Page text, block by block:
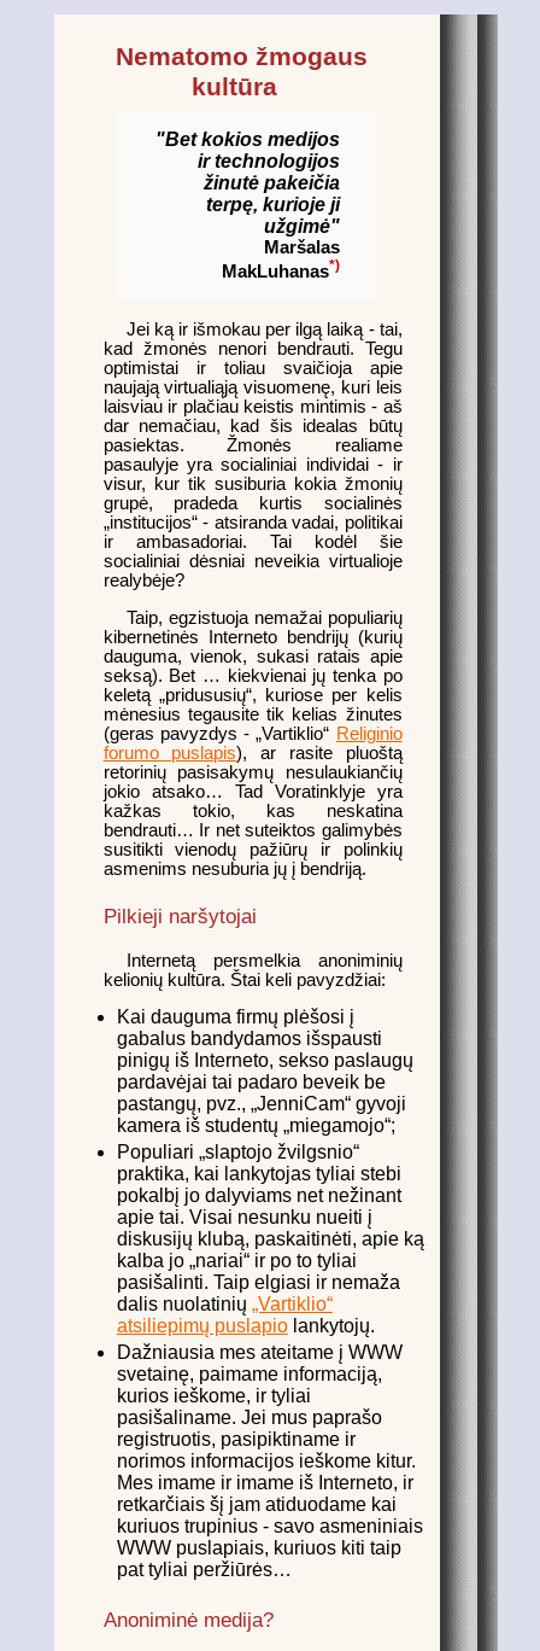
Nematomo žmogaus
kultūra
"Bet kokios medijos
ir technologijos
žinutė pakeičia
terpę, kurioje ji
užgimė"
Maršalas
MakLuhanas*)
Jei ką ir išmokau per ilgą laiką - tai,
kad žmonės nenori bendrauti. Tegu
optimistai ir toliau svaičioja apie
naujają virtualiąją visuomenę, kuri leis
laisviau ir plačiau keistis mintimis - aš
dar nemačiau, kad šis idealas būtų
pasiektas. Žmonės realiame
pasaulyje yra socialiniai individai - ir
visur, kur tik susiburia kokia žmonių
grupė, pradeda kurtis socialinės
„institucijos“ - atsiranda vadai, politikai
ir ambasadoriai. Tai kodėl šie
socialiniai dėsniai neveikia virtualioje
realybėje?
Taip, egzistuoja nemažai populiarių
kibernetinės Interneto bendrijų (kurių
dauguma, vienok, sukasi ratais apie
seksą). Bet … kiekvienai jų tenka po
keletą „pridususių“, kuriose per kelis
mėnesius tegausite tik kelias žinutes
(geras pavyzdys - „Vartiklio“ Religinio
forumo puslapis), ar rasite pluoštą
retorinių pasisakymų nesulaukiančių
jokio atsako… Tad Voratinklyje yra
kažkas tokio, kas neskatina
bendrauti… Ir net suteiktos galimybės
susitikti vienodų pažiūrų ir polinkių
asmenims nesuburia jų į bendriją.
Pilkieji naršytojai
Internetą persmelkia anoniminių
kelionių kultūra. Štai keli pavyzdžiai:
Kai dauguma firmų plėšosi į
gabalus bandydamos išspausti
pinigų iš Interneto, sekso paslaugų
pardavėjai tai padaro beveik be
pastangų, pvz., „JenniCam“ gyvoji
kamera iš studentų „miegamojo“;
Populiari „slaptojo žvilgsnio“
praktika, kai lankytojas tyliai stebi
pokalbį jo dalyviams net nežinant
apie tai. Visai nesunku nueiti į
diskusijų klubą, paskaitinėti, apie ką
kalba jo „nariai“ ir po to tyliai
pasišalinti. Taip elgiasi ir nemaža
dalis nuolatinių „Vartiklio“
atsiliepimų puslapiolankytojų.
Dažniausia mes ateitame į WWW
svetainę, paimame informaciją,
kurios ieškome, ir tyliai
pasišaliname. Jei mus paprašo
registruotis, pasipiktiname ir
norimos informacijos ieškome kitur.
Mes imame ir imame iš Interneto, ir
retkarčiais šį jam atiduodame kai
kuriuos trupinius - savo asmeniniais
WWW puslapiais, kuriuos kiti taip
pat tyliai peržiūrės…
Anoniminė medija?